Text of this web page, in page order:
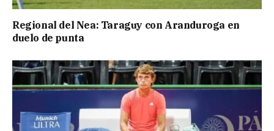
Regional del Nea: Taraguy con Aranduroga en
duelo de punta